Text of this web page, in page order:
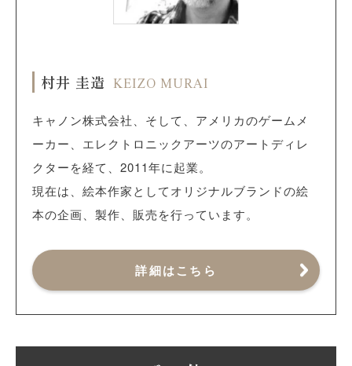
村井 圭造 KEIZO MURAI
キャノン株式会社、そして、アメリカのゲームメ
ーカー、エレクトロニックアーツのアートディレ
クターを経て、2011年に起業。
現在は、絵本作家としてオリジナルブランドの絵
本の企画、製作、販売を行っています。
詳細はこちら